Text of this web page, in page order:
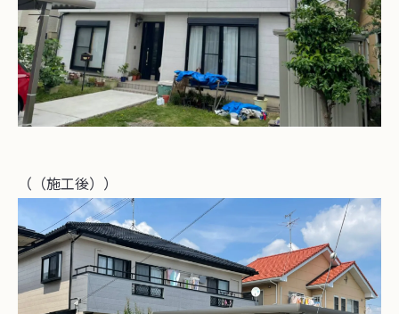
（（施工後））